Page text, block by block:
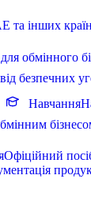
та інших
обмінного
безпечних
Навчання
Офіційний